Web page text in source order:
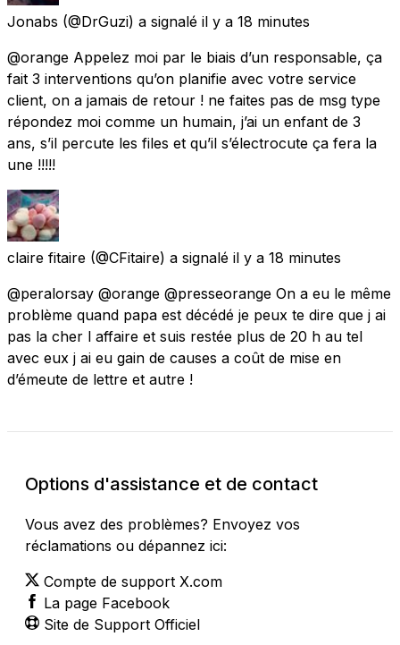
Jonabs (@DrGuzi) a signalé il y a 18 minutes
@orange Appelez moi par le biais d’un responsable, ça
fait 3 interventions qu’on planifie avec votre service
client, on a jamais de retour ! ne faites pas de msg type
répondez moi comme un humain, j’ai un enfant de 3
ans, s’il percute les files et qu’il s’électrocute ça fera la
une !!!!!
claire fitaire (@CFitaire) a signalé il y a 18 minutes
@peralorsay @orange @presseorange On a eu le même
problème quand papa est décédé je peux te dire que j ai
pas la cher l affaire et suis restée plus de 20 h au tel
avec eux j ai eu gain de causes a coût de mise en
d’émeute de lettre et autre !
Options d'assistance et de contact
Vous avez des problèmes? Envoyez vos
réclamations ou dépannez ici:
Compte de support X.com
La page Facebook
Site de Support Officiel